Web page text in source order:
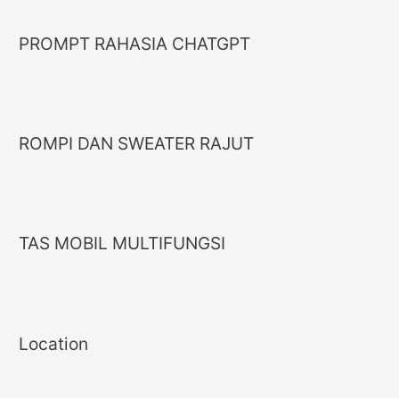
PROMPT RAHASIA CHATGPT
ROMPI DAN SWEATER RAJUT
TAS MOBIL MULTIFUNGSI
Location